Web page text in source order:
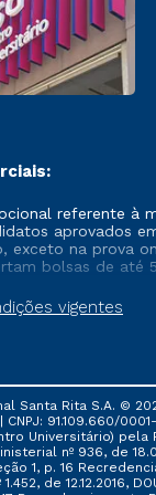
vigentes
referente à
aprovados
exceto na prova
bolsas de até
efetivado e/ou
sua matrícula
programas
nenhuma outra
Santa Rita S.A. ©
91.109.660/
Universitário) pela
nº 936, de
1, p. 16
de 12.12.2016,